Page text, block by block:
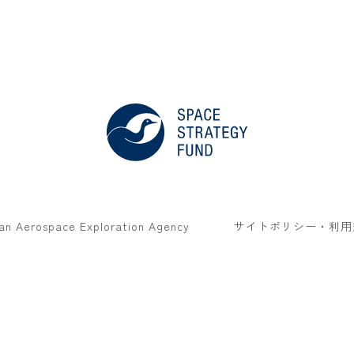
Aerospace Exploration Agency サイトポリシー・利